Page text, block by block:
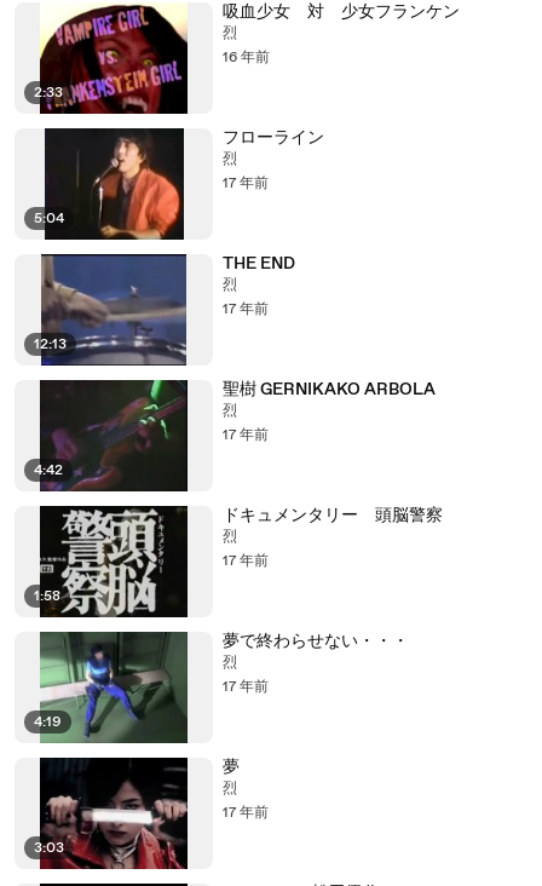
2:33
吸血少女 対 少女フランケン
烈
16 年前
5:04
フローライン
烈
17 年前
12:13
THE END
烈
17 年前
4:42
聖樹 GERNIKAKO ARBOLA
烈
17 年前
1:58
ドキュメンタリー 頭脳警察
烈
17 年前
4:19
夢で終わらせない・・・
烈
17 年前
3:03
夢
烈
17 年前